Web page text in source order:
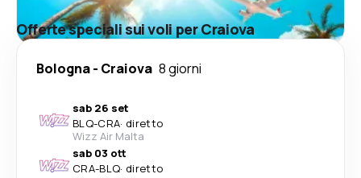
Offerte speciali sui voli per Craiova
Bologna- Craiova 8 giorni
sab 26 set
BLQ-CRA· diretto
Wizz Air Malta
sab 03 ott
CRA-BLQ· diretto